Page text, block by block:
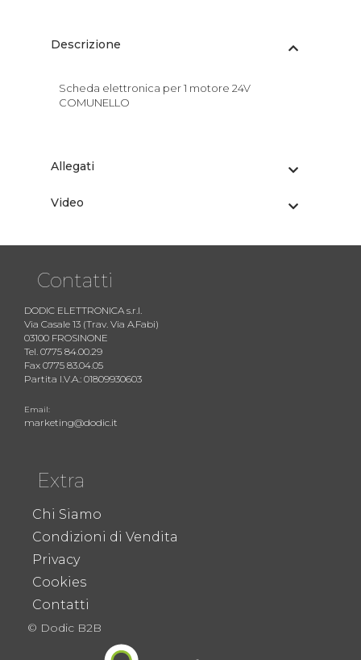
Descrizione
Scheda elettronica per 1 motore 24V
COMUNELLO
Allegati
Video
Contatti
DODIC ELETTRONICA s.r.l.
Via Casale 13 (Trav. Via A.Fabi)
03100 FROSINONE
Tel. 0775 84.00.29
Fax 0775 83.04.05
Partita I.V.A.: 01809930603
Email:
marketing@dodic.it
Extra
Chi Siamo
Condizioni di Vendita
Privacy
Cookies
Contatti
© Dodic B2B